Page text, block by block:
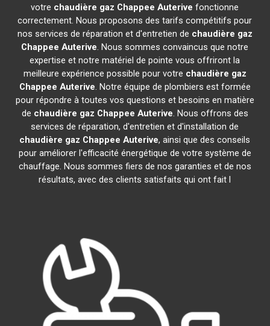
votre chaudière gaz Chappee Auterive fonctionne
correctement. Nous proposons des tarifs compétitifs pour
nos services de réparation et d'entretien de chaudière gaz
Chappee Auterive. Nous sommes convaincus que notre
expertise et notre matériel de pointe vous offriront la
meilleure expérience possible pour votre chaudière gaz
Chappee Auterive. Notre équipe de plombiers est formée
pour répondre à toutes vos questions et besoins en matière
de chaudière gaz Chappee Auterive. Nous offrons des
services de réparation, d'entretien et d'installation de
chaudière gaz Chappee Auterive, ainsi que des conseils
pour améliorer l'efficacité énergétique de votre système de
chauffage. Nous sommes fiers de nos garanties et de nos
résultats, avec des clients satisfaits qui ont fait l